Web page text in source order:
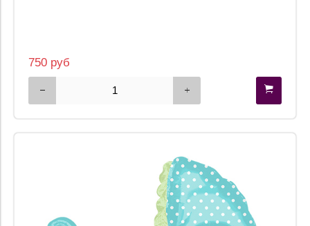
750 руб